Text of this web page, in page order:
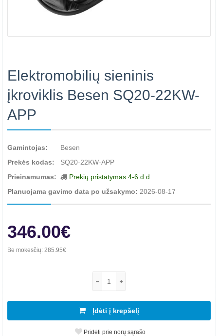
Elektromobilių sieninis
įkroviklis Besen SQ20-22KW-
APP
Gamintojas:
Besen
Prekės kodas:
SQ20-22KW-APP
Prieinamumas:
Prekių pristatymas 4-6 d.d.
Planuojama gavimo data po užsakymo: 2026-08-17
346.00€
Be mokesčių: 285.95€
Įdėti į krepšelį
Pridėti prie norų sąrašo